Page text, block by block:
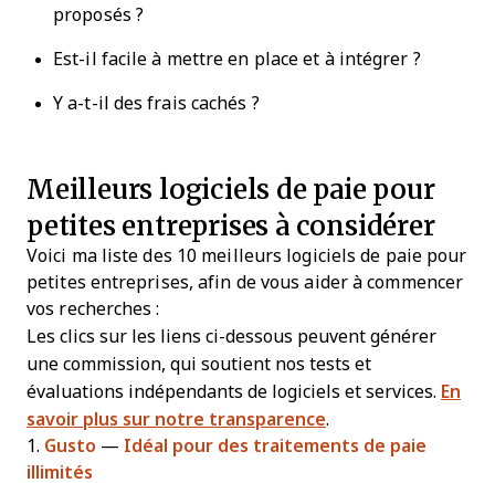
proposés ?
Est-il facile à mettre en place et à intégrer ?
Y a-t-il des frais cachés ?
Meilleurs logiciels de paie pour
petites entreprises à considérer
Voici ma liste des 10 meilleurs logiciels de paie pour
petites entreprises, afin de vous aider à commencer
vos recherches :
Les clics sur les liens ci-dessous peuvent générer
une commission, qui soutient nos tests et
évaluations indépendants de logiciels et services. En
savoir plus sur notre transparence.
1. Gusto — Idéal pour des traitements de paie
illimités